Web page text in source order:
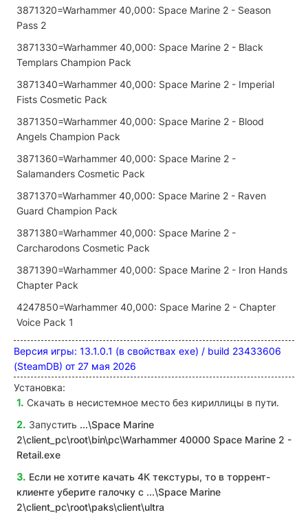
3871320=Warhammer 40,000: Space Marine 2 - Season
Pass 2
3871330=Warhammer 40,000: Space Marine 2 - Black
Templars Champion Pack
3871340=Warhammer 40,000: Space Marine 2 - Imperial
Fists Cosmetic Pack
3871350=Warhammer 40,000: Space Marine 2 - Blood
Angels Champion Pack
3871360=Warhammer 40,000: Space Marine 2 -
Salamanders Cosmetic Pack
3871370=Warhammer 40,000: Space Marine 2 - Raven
Guard Champion Pack
3871380=Warhammer 40,000: Space Marine 2 -
Carcharodons Cosmetic Pack
3871390=Warhammer 40,000: Space Marine 2 - Iron Hands
Chapter Pack
4247850=Warhammer 40,000: Space Marine 2 - Chapter
Voice Pack 1
Версия игры: 13.1.0.1 (в свойствах exe) / build 23433606
(SteamDB) от 27 мая 2026
Установка:
Скачать в несистемное место без кириллицы в пути.
Запустить ...\Space Marine
2\client_pc\root\bin\pc\Warhammer 40000 Space Marine 2 -
Retail.exe
Если не хотите качать 4К текстуры, то в торрент-
клиенте уберите галочку с ...\Space Marine
2\client_pc\root\paks\client\ultra